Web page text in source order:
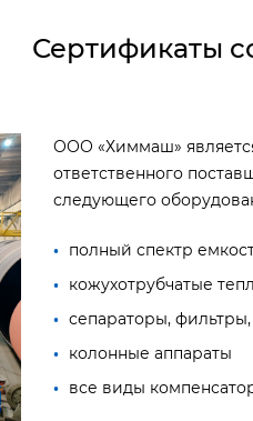
Сертификаты
ООО «Химмаш»
ответственного
следующего
полный спектр
кожухотрубчатые
сепараторы,
колонные аппараты
все виды